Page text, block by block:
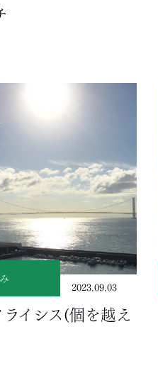
2023.09.03
イシス(個を越え